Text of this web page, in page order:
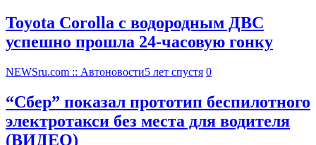
Toyota Corolla с водородным ДВС
успешно прошла 24-часовую гонку
NEWSru.com :: Автоновости5 лет спустя 0
“Сбер” показал прототип беспилотного
электротакси без места для водителя
(ВИДЕО)